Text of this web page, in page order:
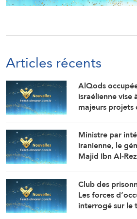
Articles récents
AlQods
israélienne vise
majeurs
prolongement
(Gouvernorat
Ministre par
iranienne, le
Majid Ibn Al-
l’ennemi
jour après jour.
Club des
Les forces
interrogé sur le